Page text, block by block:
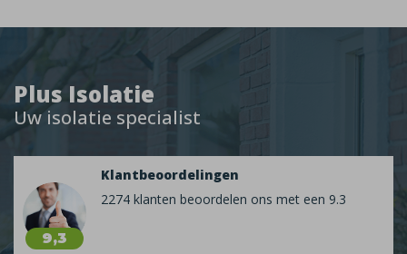
Plus Isolatie
Uw isolatie specialist
9,3
Klantbeoordelingen
2274 klanten beoordelen ons met een 9.3